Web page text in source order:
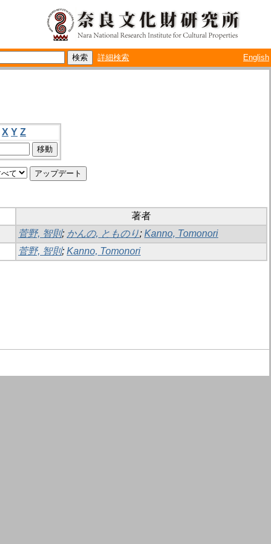
詳細検索 English
X Y Z
著者
菅野, 智則; かんの, とものり; Kanno, Tomonori
菅野, 智則; Kanno, Tomonori